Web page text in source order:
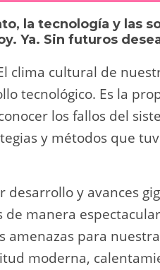
la tecnología y las
Ya. Sin futuros
clima cultural de
tecnológico. Es la
los fallos del
y métodos que
y avances
manera
amenazas para nuestra
moderna,